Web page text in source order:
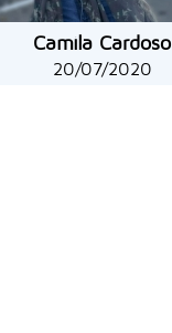
Camila Cardoso
20/07/2020